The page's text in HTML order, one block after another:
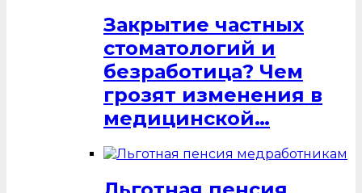
Закрытие частных
стоматологий и
безработица? Чем
грозят изменения в
медицинской…